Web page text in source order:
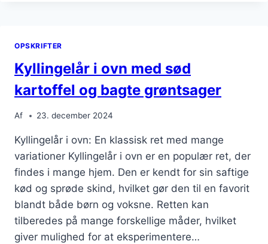
PERLESPELT
OPSKRIFTER
Kyllingelår i ovn med sød
kartoffel og bagte grøntsager
Af 23. december 2024
Kyllingelår i ovn: En klassisk ret med mange
variationer Kyllingelår i ovn er en populær ret, der
findes i mange hjem. Den er kendt for sin saftige
kød og sprøde skind, hvilket gør den til en favorit
blandt både børn og voksne. Retten kan
tilberedes på mange forskellige måder, hvilket
giver mulighed for at eksperimentere…